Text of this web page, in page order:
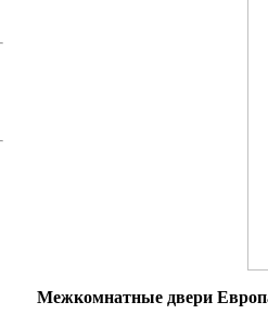
Межкомнатные двери